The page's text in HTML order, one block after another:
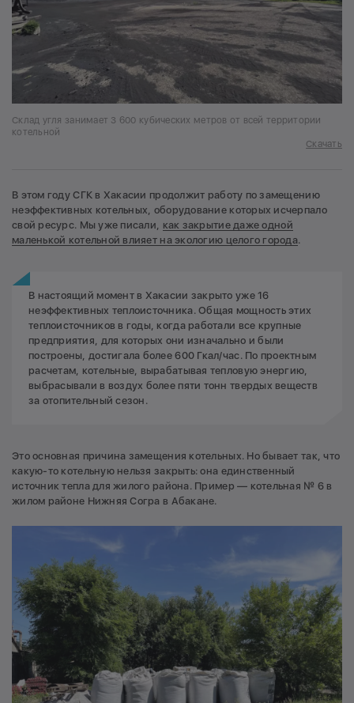
Склад угля занимает 3 600 кубических метров от всей территории
котельной
Скачать
В этом году СГК в Хакасии продолжит работу по замещению
неэффективных котельных, оборудование которых исчерпало
свой ресурс. Мы уже писали, как закрытие даже одной
маленькой котельной влияет на экологию целого города.
В настоящий момент в Хакасии закрыто уже 16
неэффективных теплоисточника. Общая мощность этих
теплоисточников в годы, когда работали все крупные
предприятия, для которых они изначально и были
построены, достигала более 600 Гкал/час. По проектным
расчетам, котельные, вырабатывая тепловую энергию,
выбрасывали в воздух более пяти тонн твердых веществ
за отопительный сезон.
Это основная причина замещения котельных. Но бывает так, что
какую-то котельную нельзя закрыть: она единственный
источник тепла для жилого района. Пример — котельная № 6 в
жилом районе Нижняя Согра в Абакане.